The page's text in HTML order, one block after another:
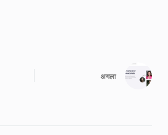
अगला